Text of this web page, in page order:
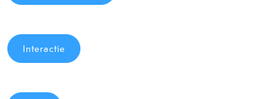
Interactie